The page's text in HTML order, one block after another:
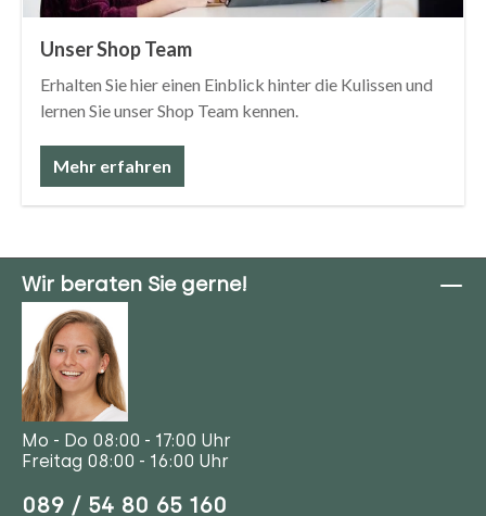
Unser Shop Team
Erhalten Sie hier einen Einblick hinter die Kulissen und
lernen Sie unser Shop Team kennen.
Mehr erfahren
Wir beraten Sie gerne!
Mo - Do 08:00 - 17:00 Uhr
Freitag 08:00 - 16:00 Uhr
089 / 54 80 65 160